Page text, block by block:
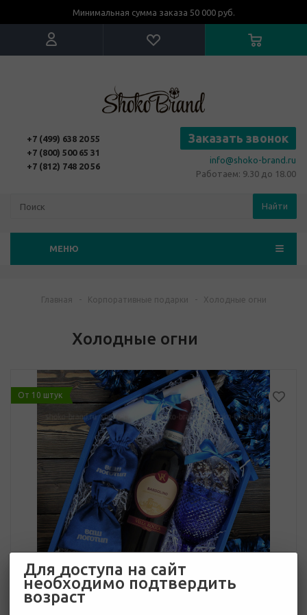
Минимальная сумма заказа 50 000 руб.
+7 (499) 638 20 55
+7 (800) 500 65 31
+7 (812) 748 20 56
Заказать звонок
info@shoko-brand.ru
Работаем: 9.30 до 18.00
Найти
МЕНЮ
Главная - Корпоративные подарки - Холодные огни
Холодные огни
От 10 штук
Для доступа на сайт
необходимо подтвердить
возраст